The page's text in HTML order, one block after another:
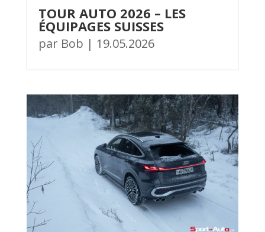
TOUR AUTO 2026 – LES
ÉQUIPAGES SUISSES
par Bob | 19.05.2026